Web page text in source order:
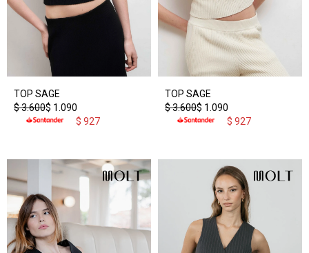
TOP SAGE
$ 1.090
$3.600
$ 927
TOP SAGE
$ 1.090
$3.600
$ 927